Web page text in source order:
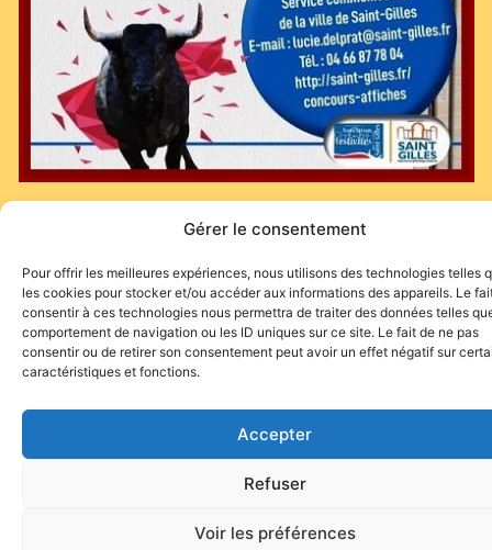
Gérer le consentement
Pour offrir les meilleures expériences, nous utilisons des technologies telles
les cookies pour stocker et/ou accéder aux informations des appareils. Le
consentir à ces technologies nous permettra de traiter des données telles
comportement de navigation ou les ID uniques sur ce site. Le fait de ne pas
consentir ou de retirer son consentement peut avoir un effet négatif sur
caractéristiques et fonctions.
Accepter
Refuser
Voir les préférences
Toutes les infos en cliquant
et renseignements au 04 66 87 78
(Communiqué)
Site de l'association TOROFIESTA